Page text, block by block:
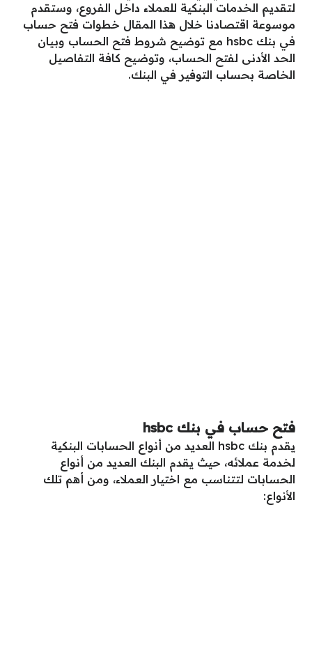
لتقديم الخدمات البنكية للعملاء داخل الفروع، وستقدم
موسوعة اقتصادنا خلال هذا المقال خطوات فتح حساب
في بنك hsbc مع توضيح شروط فتح الحساب وبيان
الحد الأدنى لفتح الحساب، وتوضيح كافة التفاصيل
الخاصة بحساب التوفير في البنك.
فتح حساب في بنك hsbc
يقدم بنك hsbc العديد من أنواع الحسابات البنكية
لخدمة عملائه، حيث يقدم البنك العديد من أنواع
الحسابات لتتناسب مع اختيار العملاء، ومن أهم تلك
الأنواع: